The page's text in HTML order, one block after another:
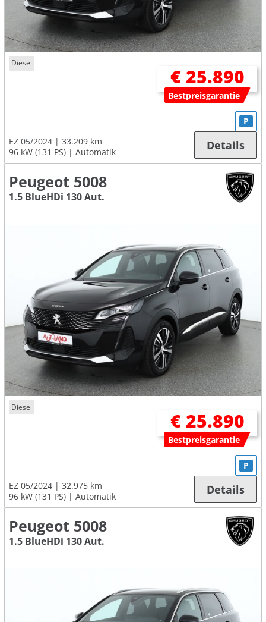
Diesel
€ 25.890
Bestpreisgarantie
EZ 05/2024
33.209 km
96 kW (131 PS)
Automatik
P
Details
Peugeot 5008
1.5 BlueHDi 130 Aut.
Diesel
€ 25.890
Bestpreisgarantie
EZ 05/2024
32.975 km
96 kW (131 PS)
Automatik
P
Details
Peugeot 5008
1.5 BlueHDi 130 Aut.